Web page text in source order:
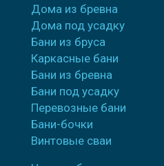
Дома из бревна
Дома под усадку
Бани из бруса
Каркасные бани
Бани из бревна
Бани под усадку
Перевозные бани
Бани-бочки
Винтовые сваи